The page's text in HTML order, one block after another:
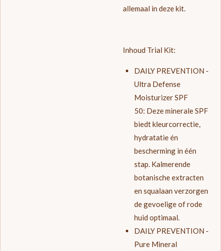
allemaal in deze kit.
Inhoud Trial Kit:
DAILY PREVENTION -
Ultra Defense
Moisturizer SPF
50: Deze minerale SPF
biedt kleurcorrectie,
hydratatie én
bescherming in één
stap. Kalmerende
botanische extracten
en squalaan verzorgen
de gevoelige of rode
huid optimaal.
DAILY PREVENTION -
Pure Mineral